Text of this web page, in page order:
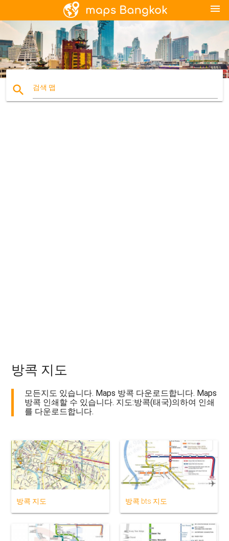
menu
search 검색 맵
방콕 지도
모든지도 있습니다. Maps 방콕 다운로드합니다. Maps
방콕 인쇄할 수 있습니다. 지도:방콕(태국)의하여 인쇄
를 다운로드합니다.
방콕 지도 방콕 bts 지도